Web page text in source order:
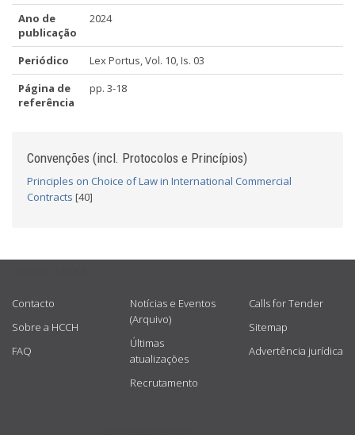
Ano de
publicação
2024
Periódico
Lex Portus, Vol. 10, Is. 03
Página de
referência
pp. 3-18
Convenções (incl. Protocolos e Princípios)
Principles on Choice of Law in International Commercial
Contracts [40]
Contacto
Sobre a HCCH
FAQ
Notícias e Eventos
(Arquivo)
Últimas
atualizações
Recrutamento
Calls for Tender
Sitemap
Advertência jurídica